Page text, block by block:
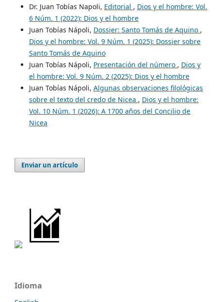
Dr. Juan Tobías Napoli, Editorial , Dios y el hombre: Vol.
6 Núm. 1 (2022): Dios y el hombre
Juan Tobías Nápoli, Dossier: Santo Tomás de Aquino ,
Dios y el hombre: Vol. 9 Núm. 1 (2025): Dossier sobre
Santo Tomás de Aquino
Juan Tobías Nápoli, Presentación del número , Dios y
el hombre: Vol. 9 Núm. 2 (2025): Dios y el hombre
Juan Tobías Nápoli, Algunas observaciones filológicas
sobre el texto del credo de Nicea , Dios y el hombre:
Vol. 10 Núm. 1 (2026): A 1700 años del Concilio de
Nicea
Enviar un artículo
Idioma